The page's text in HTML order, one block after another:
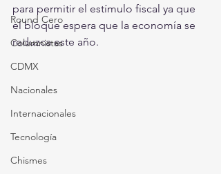
Round Cero
Columnistas
CDMX
Nacionales
Internacionales
Tecnología
Chismes
para permitir el estímulo fiscal ya que
el bloque espera que la economía se
reduzca este año.